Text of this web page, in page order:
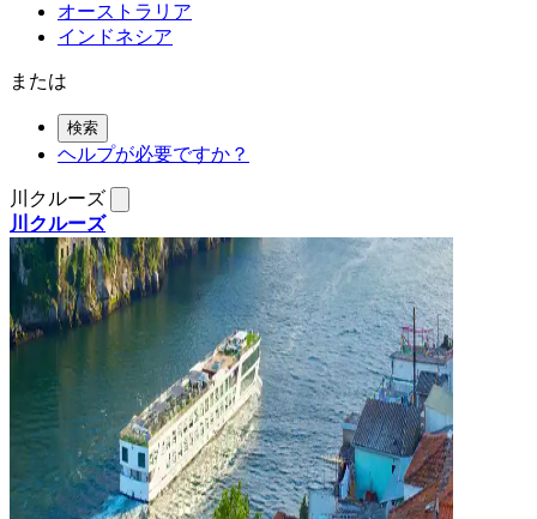
オーストラリア
インドネシア
または
検索
ヘルプが必要ですか？
川クルーズ
川クルーズ